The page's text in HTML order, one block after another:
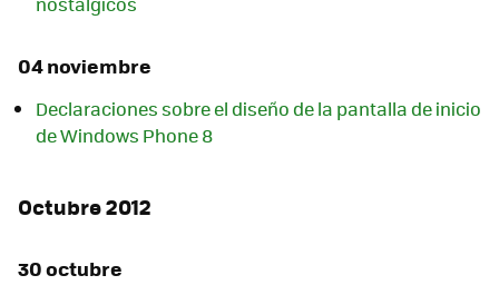
04 noviembre
Declaraciones sobre el diseño de la pantalla de inicio
de Windows Phone 8
Octubre 2012
30 octubre